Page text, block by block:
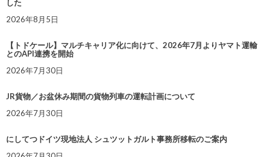
した
2026年8月5日
【トドケール】マルチキャリア化に向けて、2026年7月よりヤマト運輸
とのAPI連携を開始
2026年7月30日
JR貨物／お盆休み期間の貨物列車の運転計画について
2026年7月30日
にしてつドイツ現地法人 シュツットガルト事務所移転のご案内